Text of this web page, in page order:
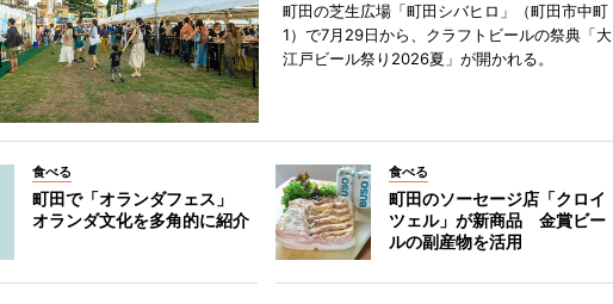
町田の芝生広場「町田シバヒロ」（町田市中町
1）で7月29日から、クラフトビールの祭典「大
江戸ビール祭り2026夏」が開かれる。
食べる
町田で「オランダフェス」
オランダ文化を多角的に紹介
食べる
町田のソーセージ店「クロイ
ツェル」が新商品 金賞ビー
ルの副産物を活用